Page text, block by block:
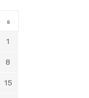
S
1
8
15